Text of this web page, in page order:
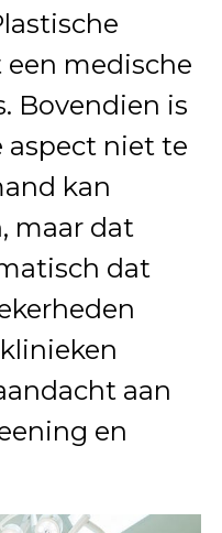
medische
Bovendien is
aspect niet te
kan
maar dat
dat
aan
en